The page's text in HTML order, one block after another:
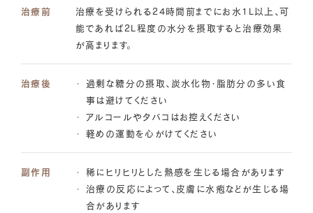
治療前
治療を受けられる24時間前までにお水1L以上、可
能であれば2L程度の水分を摂取すると治療効果
が高まります。
治療後
過剰な糖分の摂取、炭水化物・脂肪分の多い食
事は避けてください
アルコールやタバコはお控えください
軽めの運動を心がけてください
副作用
稀にヒリヒリとした熱感を生じる場合があります
治療の反応によって、皮膚に水疱などが生じる場
合があります